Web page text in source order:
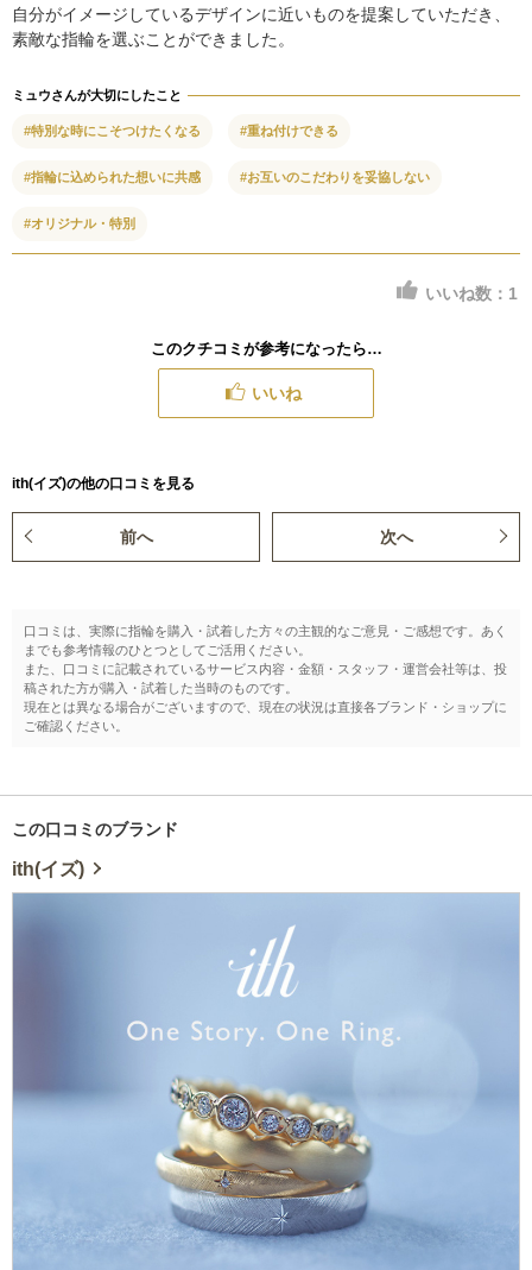
自分がイメージしているデザインに近いものを提案していただき、
素敵な指輪を選ぶことができました。
ミュウさんが大切にしたこと
#特別な時にこそつけたくなる #重ね付けできる
#指輪に込められた想いに共感 #お互いのこだわりを妥協しない
#オリジナル・特別
いいね数： 1
このクチコミが参考になったら…
いいね
ith(イズ)の他の口コミを見る
前へ 次へ
口コミは、実際に指輪を購入・試着した方々の主観的なご意見・ご感想です。あく
までも参考情報のひとつとしてご活用ください。
また、口コミに記載されているサービス内容・金額・スタッフ・運営会社等は、投
稿された方が購入・試着した当時のものです。
現在とは異なる場合がございますので、現在の状況は直接各ブランド・ショップに
ご確認ください。
この口コミのブランド
ith(イズ)